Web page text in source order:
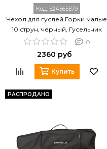
Код: 524565579
Чехол для гуслей Горки малые
10 струн, чёрный, Гусельник
GU-00.39.10.000000
2360 руб
Купить
РАСПРОДАНО